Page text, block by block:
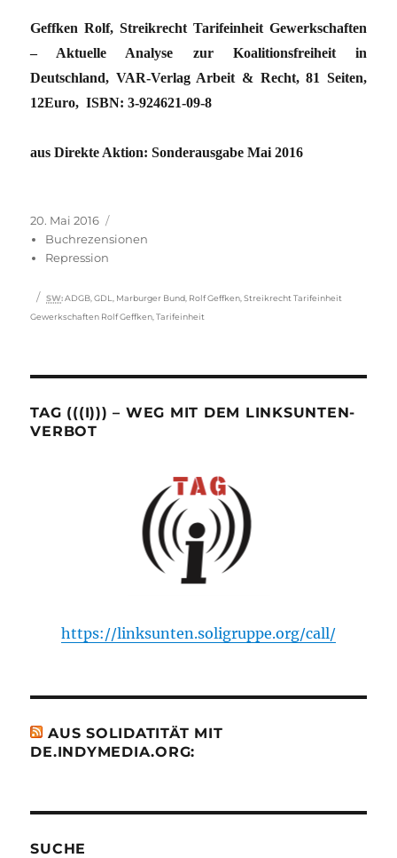
Geffken Rolf, Streikrecht Tarifeinheit Gewerkschaften
– Aktuelle Analyse zur Koalitionsfreiheit in
Deutschland, VAR-Verlag Arbeit & Recht, 81 Seiten,
12Euro, ISBN: 3-924621-09-8
aus Direkte Aktion: Sonderausgabe Mai 2016
Veröffentlicht
am
20. Mai 2016
Buchrezensionen
Repression
Schlagwörter
SW: ADGB ,GDL Marburger Bund Rolf Geffken ,Streikrecht Tarifeinheit
Gewerkschaften Rolf Geffken ,Tarifeinheit
TAG (((I))) – WEG MIT DEM LINKSUNTEN-
VERBOT
https://linksunten.soligruppe.org/call/
AUS SOLIDATITÄT MIT
DE.INDYMEDIA.ORG:
SUCHE